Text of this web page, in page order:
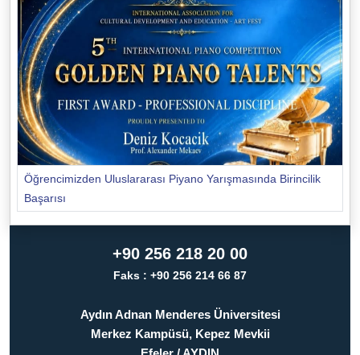
Öğrencimizden Uluslararası Piyano Yarışmasında Birincilik
Başarısı
+90 256 218 20 00
Faks : +90 256 214 66 87
Aydın Adnan Menderes Üniversitesi
Merkez Kampüsü, Kepez Mevkii